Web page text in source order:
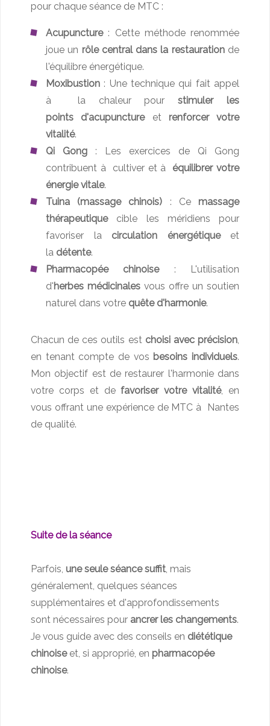
pour chaque séance de MTC :
Acupuncture: Cette méthode renommée
joue un rôle central dans la restaurationde
l'équilibre énergétique.
Moxibustion : Une technique qui fait appel
à la chaleur pourstimuler les
points d'acupunctureet renforcer votre
vitalité.
Qi Gong : Les exercices de Qi Gong
contribuent à cultiver et à équilibrer votre
énergie vitale.
Tuina (massage chinois) : Ce massage
thérapeutiquecible les méridiens pour
favoriser la circulation énergétiqueet
la détente.
Pharmacopée chinoise: L'utilisation
d'herbes médicinales vous offre un soutien
naturel dans votre quête d'harmonie.
Chacun de ces outils est choisi avec précision,
en tenant compte de vos besoins individuels.
Mon objectif est de restaurer l'harmonie dans
votre corps et defavoriser votre vitalité, en
vous offrant une expérience de MTC à Nantes
de qualité.
Suite de la séance
Parfois, une seule séance suffit, mais
généralement, quelques séances
supplémentaires et d'approfondissements
sont nécessaires pour ancrer les changements.
Je vous guide avec des conseils en diététique
chinoiseet, si approprié, en pharmacopée
chinoise.